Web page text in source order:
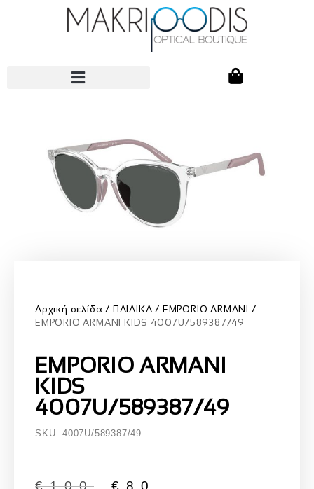
Αρχική σελίδα ΠΑΙΔΙΚΑ
EMPORIO ARMANI
EMPORIO ARMANI KIDS 4007U/589387/49
EMPORIO ARMANI
KIDS
4007U/589387/49
SKU: 4007U/589387/49
€100 € 80